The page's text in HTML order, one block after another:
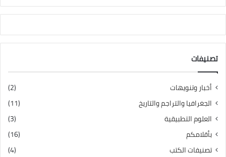
تصنيفات
أخبار وتنويهات
(2)
الجغرافيا والتراجم والتاريخ
(11)
العلوم التطبيقية
(3)
بأقلامكم
(16)
تصنيفات الكتب
(4)